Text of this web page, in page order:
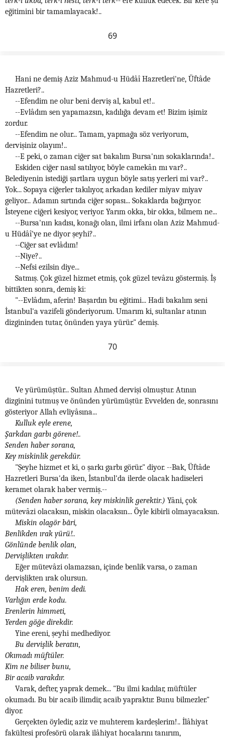
eğitimini bir tamamlayacak!..
69
Hani ne demiş Aziz Mahmud-u Hüdâî Hazretleri'ne, Üftâde
Hazretleri?..
--Efendim ne olur beni derviş al, kabul et!..
--Evlâdım sen yapamazsın, kadılığa devam et! Bizim işimiz
zordur.
--Efendim ne olur... Tamam, yapmağa söz veriyorum,
dervişiniz olayım!..
--E peki, o zaman ciğer sat bakalım Bursa'nın sokaklarında!..
Eskiden ciğer nasıl satılıyor, böyle camekân mı var?..
Belediyenin istediği şartlara uygun böyle satış yerleri mi var?..
Yok... Sopaya ciğerler takılıyor, arkadan kediler miyav miyav
geliyor... Adamın sırtında ciğer sopası... Sokaklarda bağırıyor.
İsteyene ciğeri kesiyor, veriyor. Yarım okka, bir okka, bilmem ne...
--Bursa'nın kadısı, konağı olan, ilmi irfanı olan Aziz Mahmud-
u Hüdâî'ye ne diyor şeyhi?..
--Ciğer sat evlâdım!
--Niye?..
--Nefsi ezilsin diye...
Satmış. Çok güzel hizmet etmiş, çok güzel tevâzu göstermiş. İş
bittikten sonra, demiş ki:
"--Evlâdım, aferin! Başardın bu eğitimi... Hadi bakalım seni
İstanbul'a vazifeli gönderiyorum. Umarım ki, sultanlar atının
dizgininden tutar, önünden yaya yürür." demiş.
70
Ve yürümüştür... Sultan Ahmed dervişi olmuştur. Atının
dizginini tutmuş ve önünden yürümüştür. Evvelden de, sonrasını
gösteriyor Allah evliyâsına...
Kulluk eyle erene,
Şarkdan garbı görene!..
Senden haber sorana,
Key miskinlik gerekdür.
"Şeyhe hizmet et ki, o şarkı garbı görür." diyor. --Bak, Üftâde
Hazretleri Bursa'da iken, İstanbul'da ilerde olacak hadiseleri
keramet olarak haber vermiş.--
(Senden haber sorana, key miskinlik gerektir.) Yâni, çok
mütevâzi olacaksın, miskin olacaksın... Öyle kibirli olmayacaksın.
Miskin olagör bâri,
Benlikden ırak yürü!..
Gönlünde benlik olan,
Dervişlikten ırakdır.
Eğer mütevâzi olamazsan, içinde benlik varsa, o zaman
dervişlikten ırak olursun.
Hak eren, benim dedi.
Varlığın erde kodu.
Erenlerin himmeti,
Yerden göğe direkdir.
Yine ereni, şeyhi medhediyor.
Bu dervişlik beratın,
Okımadı müftüler.
Kim ne biliser bunu,
Bir acaib varakdır.
Varak, defter, yaprak demek... "Bu ilmi kadılar, müftüler
okumadı. Bu bir acaib ilimdir, acaib yapraktır. Bunu bilmezler."
diyor.
Gerçekten öyledir, aziz ve muhterem kardeşlerim!.. İlâhiyat
fakültesi profesörü olarak ilâhiyat hocalarını tanırım,